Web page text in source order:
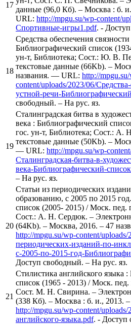
17
данные (96,0 Кб). – Москва : б.
URL: http://mpgu.su/wp-content/
Спортивные-игры1.pdf. -
18
Средства обеспечения
Библиографический список
ун-т, Библиотека; Сост.: Ю. В.
текстовые данные (66Kb). –
названия. — URL: http://
content/uploads/2023/06/
устной-речи-
свободный. – На рус. яз.
19
Сталинградская битва в
века : Библиографический
гос. ун-т, Библиотека; Сост.:
текстовые данные (50Kb). –
— URL: http://mpgu.su/wp-
Сталинградская-битва-в-
века-Библиографический-
– На рус. яз.
20
Статьи из периодических
образованию, с 2005 по 2015
список (2005- 2015) / Моск. пед.
Сост.: А. Н. Сердюк. –
(64Kb). – Москва, 2016. – 47
http://mpgu.su/wp-content/uploads/
периодических-изданий-по-
с-2005-по-2015-год-
Доступ свободный. – На рус. яз.
21
Стилистика английского языка
список (1965 - 2013) / Моск. пед.
Сост. М. Н. Свирина. –
(338 Кб). – Москва : б. и., 2013.
http://mpgu.su/wp-content/
английского-языка.pdf. - Доступ